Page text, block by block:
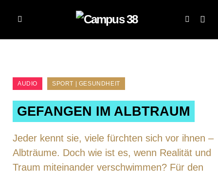
AUDIO SPORT | GESUNDHEIT
GEFANGEN IM ALBTRAUM
Jeder kennt sie, viele fürchten sich vor ihnen –
Albträume. Doch wie ist es, wenn Realität und
Traum miteinander verschwimmen? Für den